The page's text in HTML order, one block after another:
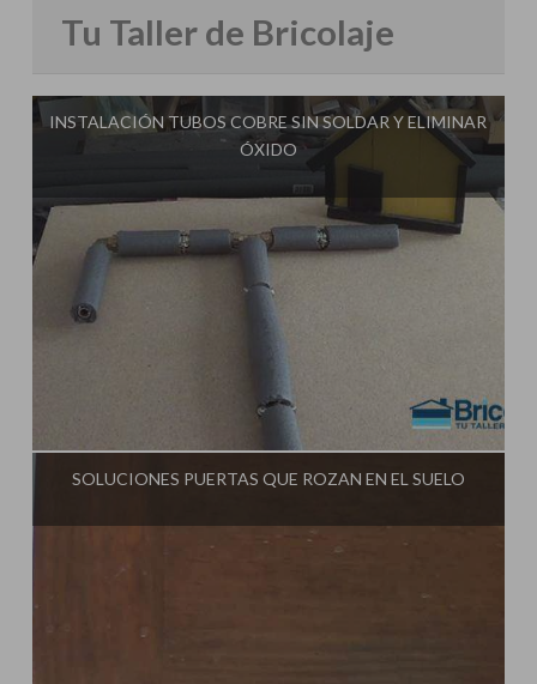
Tu Taller de Bricolaje
INSTALACIÓN TUBOS COBRE SIN SOLDAR Y ELIMINAR
ÓXIDO
Tu Taller de Bricolaje
SOLUCIONES PUERTAS QUE ROZAN EN EL SUELO